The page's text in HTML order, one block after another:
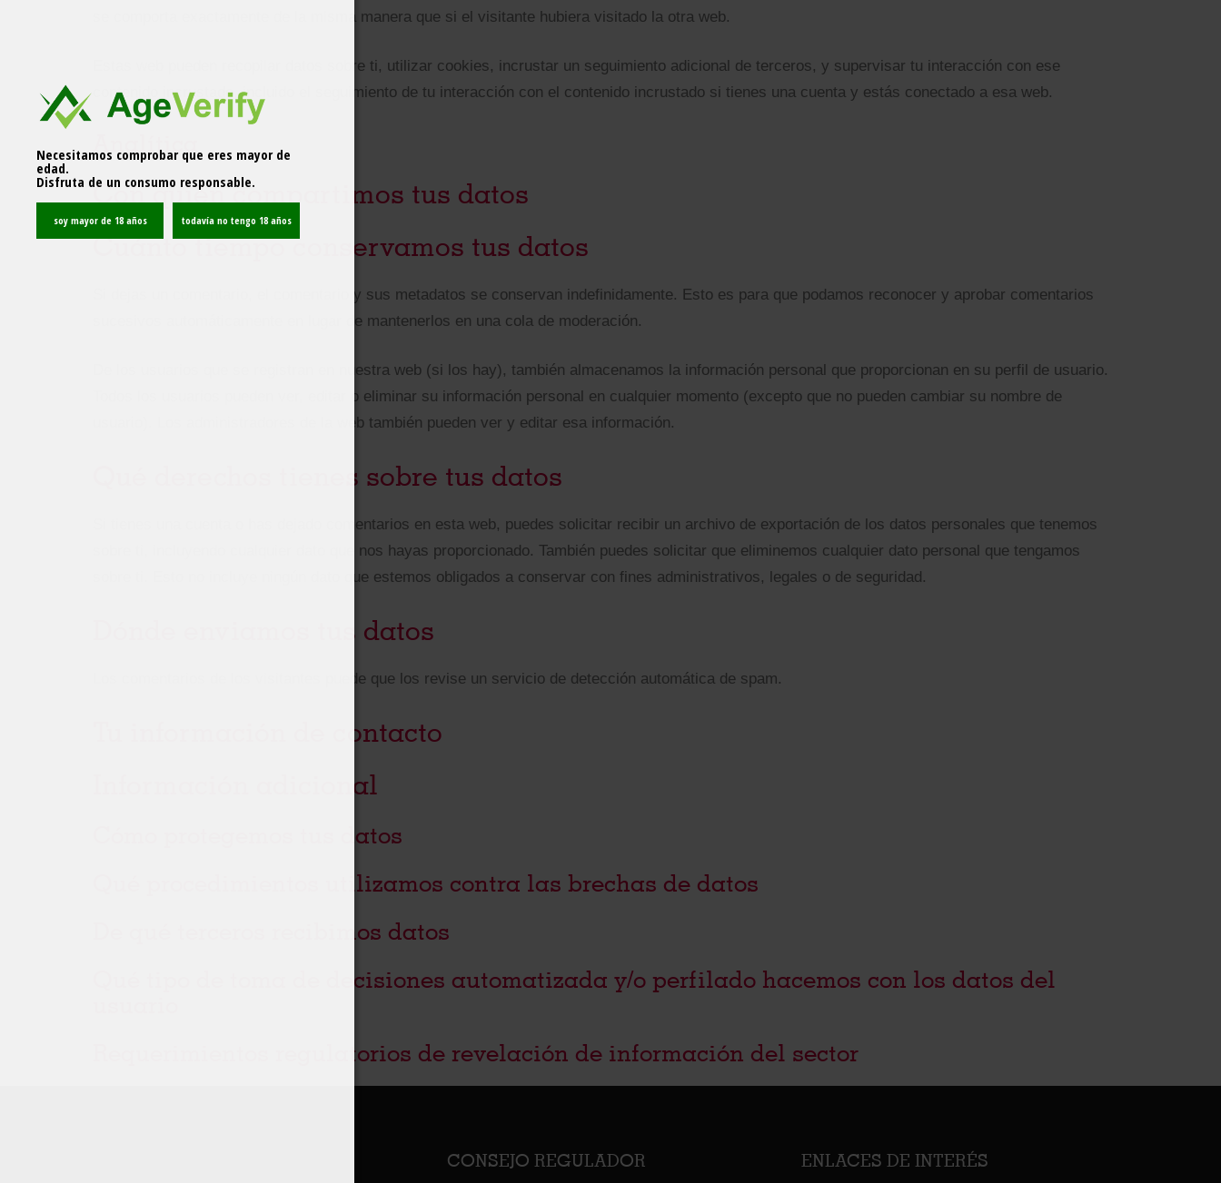
se comporta exactamente de la misma manera que si el visitante hubiera visitado la otra web.
Estas web pueden recopilar datos sobre ti, utilizar cookies, incrustar un seguimiento adicional de terceros, y supervisar tu interacción con ese
contenido incrustado, incluido el seguimiento de tu interacción con el contenido incrustado si tienes una cuenta y estás conectado a esa web.
Con quién compartimos tus datos
Cuánto tiempo conservamos tus datos
Si dejas un comentario, el comentario y sus metadatos se conservan indefinidamente. Esto es para que podamos reconocer y aprobar comentarios
sucesivos automáticamente en lugar de mantenerlos en una cola de moderación.
De los usuarios que se registran en nuestra web (si los hay), también almacenamos la información personal que proporcionan en su perfil de usuario.
Todos los usuarios pueden ver, editar o eliminar su información personal en cualquier momento (excepto que no pueden cambiar su nombre de
usuario). Los administradores de la web también pueden ver y editar esa información.
Qué derechos tienes sobre tus datos
Si tienes una cuenta o has dejado comentarios en esta web, puedes solicitar recibir un archivo de exportación de los datos personales que tenemos
sobre ti, incluyendo cualquier dato que nos hayas proporcionado. También puedes solicitar que eliminemos cualquier dato personal que tengamos
sobre ti. Esto no incluye ningún dato que estemos obligados a conservar con fines administrativos, legales o de seguridad.
Dónde enviamos tus datos
Los comentarios de los visitantes puede que los revise un servicio de detección automática de spam.
Tu información de contacto
Información adicional
Cómo protegemos tus datos
Qué procedimientos utilizamos contra las brechas de datos
De qué terceros recibimos datos
Qué tipo de toma de decisiones automatizada y/o perfilado hacemos con los datos del
Requerimientos regulatorios de revelación de información del sector
CONSEJO REGULADOR ENLACES DE INTERÉS
Necesitamos comprobar que eres mayor de
edad.
Disfruta de un consumo responsable.